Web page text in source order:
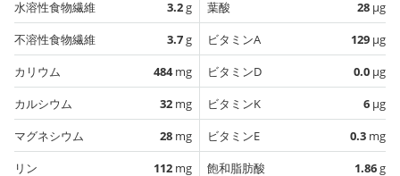
水溶性食物繊維
3.2g
不溶性食物繊維
3.7g
カリウム
484mg
カルシウム
32 mg
マグネシウム
28 mg
リン
112 mg
葉酸
28 µg
ビタミンA
129 µg
ビタミンD
0.0 µg
ビタミンK
6 µg
ビタミンE
0.3 mg
飽和脂肪酸
1.86g